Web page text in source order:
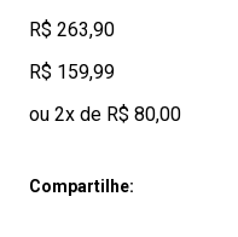
R$ 263,90
R$ 159,99
ou 2x de R$ 80,00
Compartilhe: